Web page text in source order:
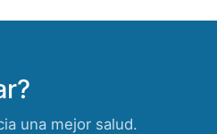
una mejor salud.